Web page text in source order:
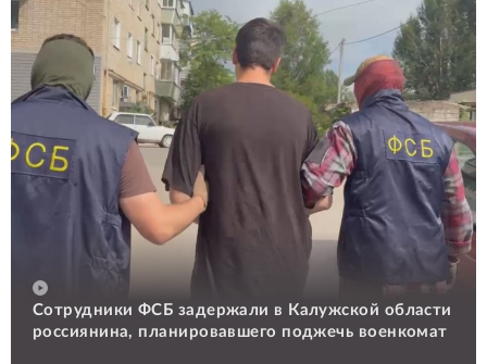
Сотрудники ФСБ задержали в Калужской области
россиянина, планировавшего поджечь военкомат